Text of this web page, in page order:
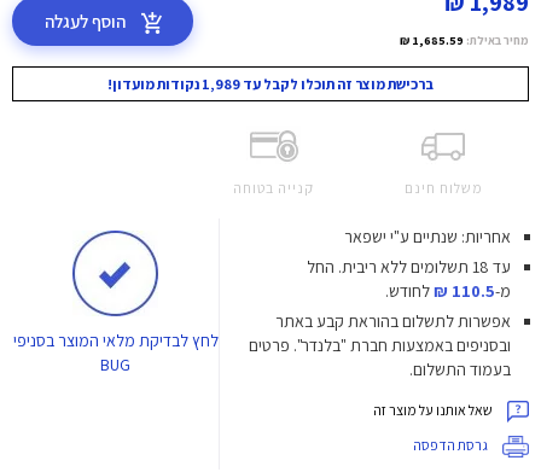
מחיר באילת: 1,685.59 ₪
הוסף לעגלה
ברכישת מוצר זה תוכלו לקבל עד 1,989 נקודות מועדון!
משלוח חינם קנייה בטוחה
אחריות: שנתיים ע"י ישפאר
עד 18 תשלומים ללא ריבית.
החל
מ-110.5 ₪
לחודש.
אפשרות לתשלום בהוראת קבע באתר
ובסניפים באמצעות חברת "בלנדר". פרטים
בעמוד התשלום.
שאל אותנו על מוצר זה
גרסת הדפסה
לחץלבדיקת מלאי המוצר בסניפי
BUG